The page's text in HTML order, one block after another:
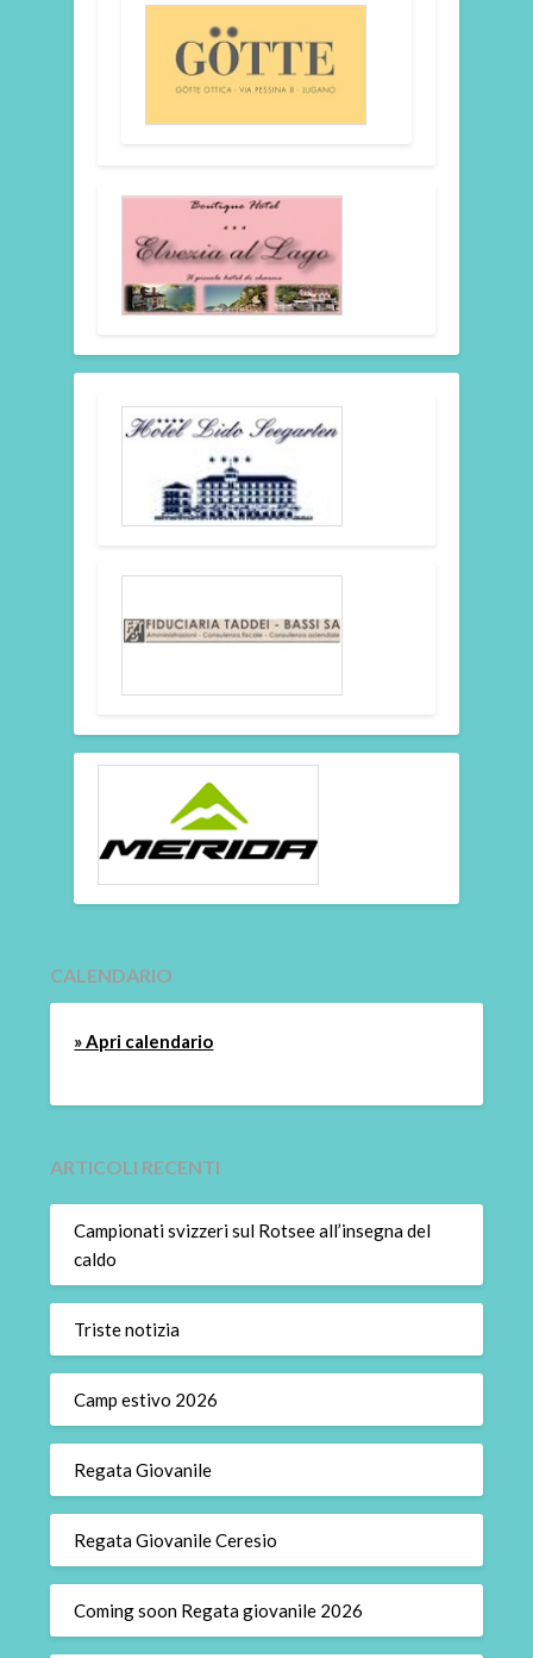
CALENDARIO
» Apri calendario
ARTICOLI RECENTI
Campionati svizzeri sul Rotsee all’insegna del
caldo
Triste notizia
Camp estivo 2026
Regata Giovanile
Regata Giovanile Ceresio
Coming soon Regata giovanile 2026